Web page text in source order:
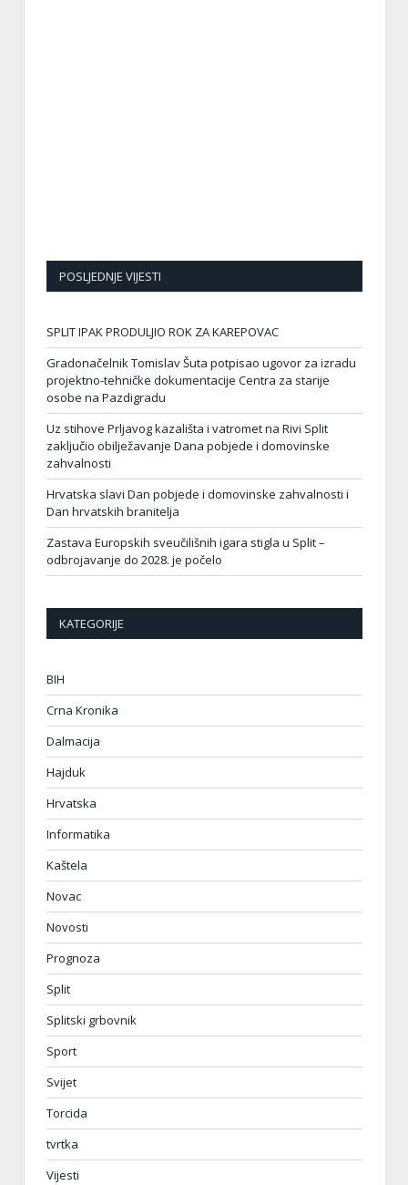
POSLJEDNJE VIJESTI
SPLIT IPAK PRODULJIO ROK ZA KAREPOVAC
Gradonačelnik Tomislav Šuta potpisao ugovor za izradu
projektno-tehničke dokumentacije Centra za starije
osobe na Pazdigradu
Uz stihove Prljavog kazališta i vatromet na Rivi Split
zaključio obilježavanje Dana pobjede i domovinske
zahvalnosti
Hrvatska slavi Dan pobjede i domovinske zahvalnosti i
Dan hrvatskih branitelja
Zastava Europskih sveučilišnih igara stigla u Split –
odbrojavanje do 2028. je počelo
KATEGORIJE
BIH
Crna Kronika
Dalmacija
Hajduk
Hrvatska
Informatika
Kaštela
Novac
Novosti
Prognoza
Split
Splitski grbovnik
Sport
Svijet
Torcida
tvrtka
Vijesti